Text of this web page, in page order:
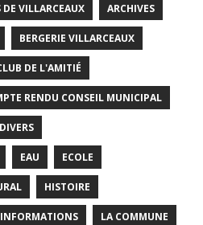
DE VILLARCEAUX ARCHIVES
BERGERIE VILLARCEAUX
DE L'AMITIÉ
RENDU CONSEIL MUNICIPAL
DIVERS
EAU ECOLE
HISTOIRE
INFORMATIONS LA COMMUNE